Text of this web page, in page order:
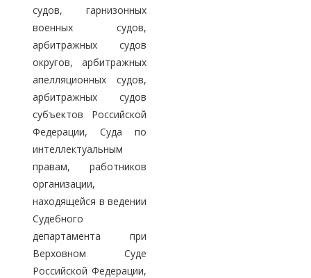
судов, гарнизонных
военных судов,
арбитражных судов
округов, арбитражных
апелляционных судов,
арбитражных судов
субъектов Российской
Федерации, Суда по
интеллектуальным
правам, работников
организации,
находящейся в ведении
Судебного
департамента при
Верховном Суде
Российской Федерации,